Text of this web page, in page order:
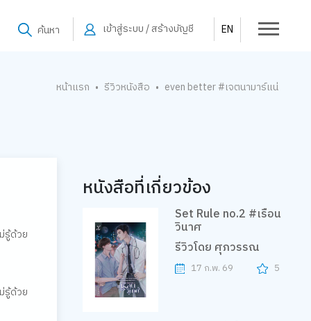
ค้นหา เข้าสู่ระบบ / สร้างบัญชี EN
หน้าแรก • รีวิวหนังสือ • even better #เจตนามาร์แน่
รู้ด้วย
รู้ด้วย
หนังสือที่เกี่ยวข้อง
Set Rule no.2 #เรือน
วินาศ
รีวิวโดย ศุภวรรณ
17 ก.พ. 69 5